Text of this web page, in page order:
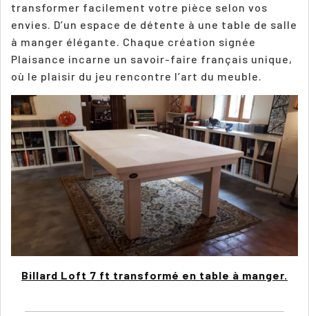
transformer facilement votre pièce selon vos
envies. D’un espace de détente à une table de salle
à manger élégante. Chaque création signée
Plaisance incarne un savoir-faire français unique,
où le plaisir du jeu rencontre l’art du meuble.
Billard Loft 7 ft transformé en table à manger.